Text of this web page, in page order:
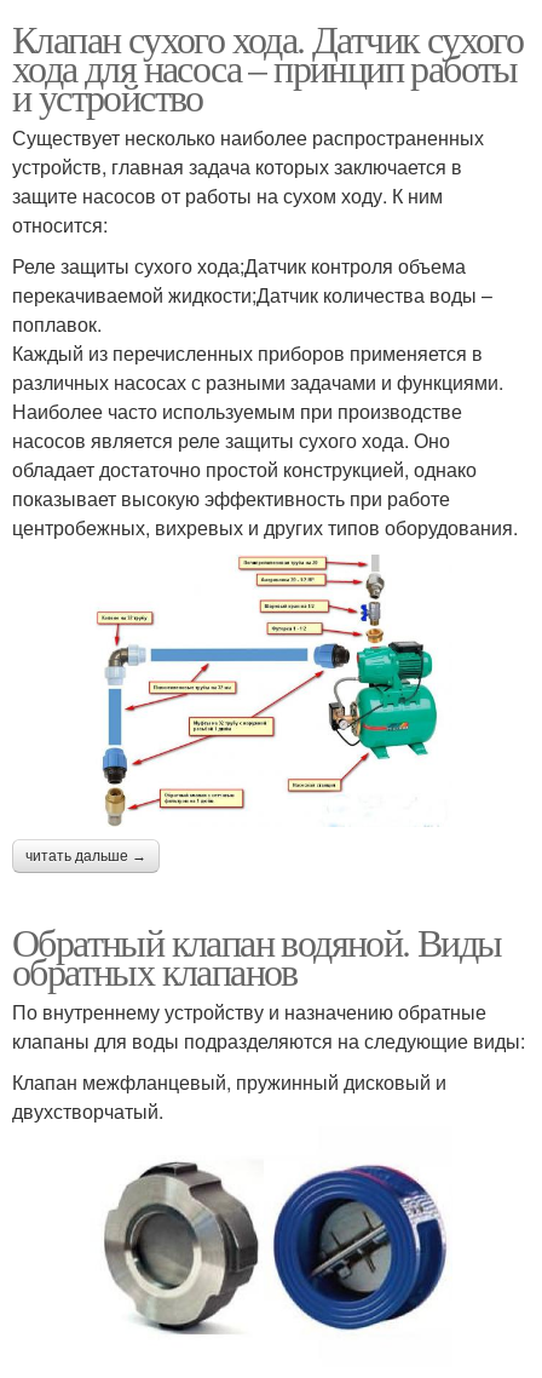
Клапан сухого хода. Датчик сухого
хода для насоса – принцип работы
и устройство
Существует несколько наиболее распространенных
устройств, главная задача которых заключается в
защите насосов от работы на сухом ходу. К ним
относится:
Реле защиты сухого хода;Датчик контроля объема
перекачиваемой жидкости;Датчик количества воды –
поплавок.
Каждый из перечисленных приборов применяется в
различных насосах с разными задачами и функциями.
Наиболее часто используемым при производстве
насосов является реле защиты сухого хода. Оно
обладает достаточно простой конструкцией, однако
показывает высокую эффективность при работе
центробежных, вихревых и других типов оборудования.
читать дальше →
Обратный клапан водяной. Виды
обратных клапанов
По внутреннему устройству и назначению обратные
клапаны для воды подразделяются на следующие виды:
Клапан межфланцевый, пружинный дисковый и
двухстворчатый.